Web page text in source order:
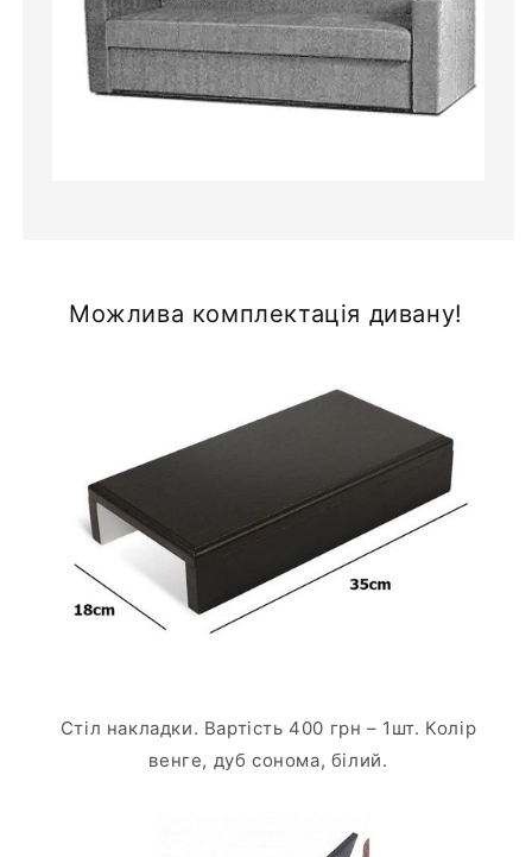
Можлива комплектація дивану!
Стіл накладки. Вартість 400 грн – 1шт. Колір
венге, дуб сонома, білий.